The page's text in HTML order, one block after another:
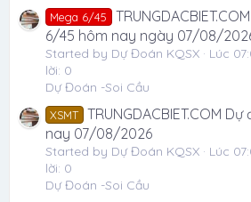
Mega 6/45
6/45 hôm nay ngày 07/08/
Started by Dự Đoán KQSX Lúc
lời: 0
Dự Đoán -Soi Cầu
XSMT TRUNGDACBIET.COM
nay 07/08/2026
Started by Dự Đoán KQSX Lúc
lời: 0
Dự Đoán -Soi Cầu